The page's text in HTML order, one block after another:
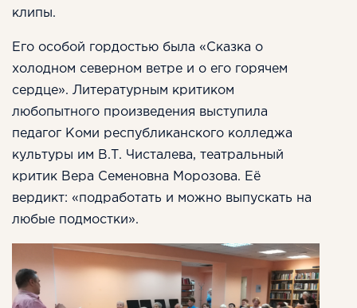
клипы.
Его особой гордостью была «Сказка о
холодном северном ветре и о его горячем
сердце». Литературным критиком
любопытного произведения выступила
педагог Коми республиканского колледжа
культуры им В.Т. Чисталева, театральный
критик Вера Семеновна Морозова. Её
вердикт: «подработать и можно выпускать на
любые подмостки».